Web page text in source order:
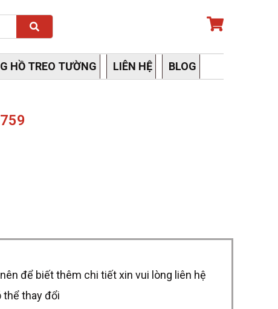
Search
HỒ TREO TƯỜNG LIÊN HỆ BLOG
để biết thêm chi tiết xin vui lòng liên hệ
thể thay đổi